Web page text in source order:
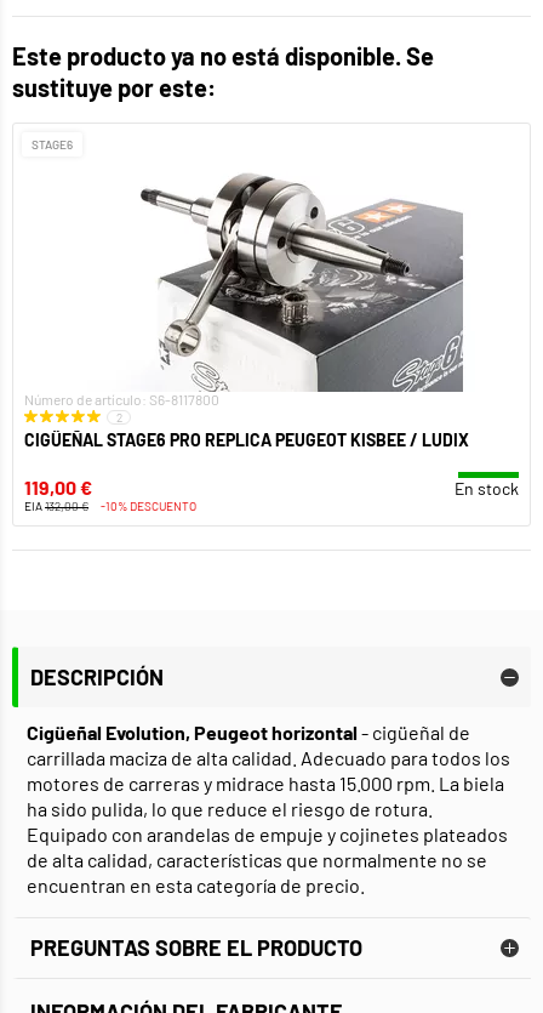
Este producto ya no está disponible. Se
sustituye por este:
STAGE6
Número de artículo: S6-8117800
2
CIGÜEÑAL STAGE6 PRO REPLICA PEUGEOT KISBEE / LUDIX
119,00 € En stock
EIA132,00 € -10% DESCUENTO
DESCRIPCIÓN
Cigüeñal Evolution, Peugeot horizontal- cigüeñal de
carrillada maciza de alta calidad. Adecuado para todos los
motores de carreras y midrace hasta 15.000 rpm. La biela
ha sido pulida, lo que reduce el riesgo de rotura.
Equipado con arandelas de empuje y cojinetes plateados
de alta calidad, características que normalmente no se
encuentran en esta categoría de precio.
PREGUNTAS SOBRE EL PRODUCTO